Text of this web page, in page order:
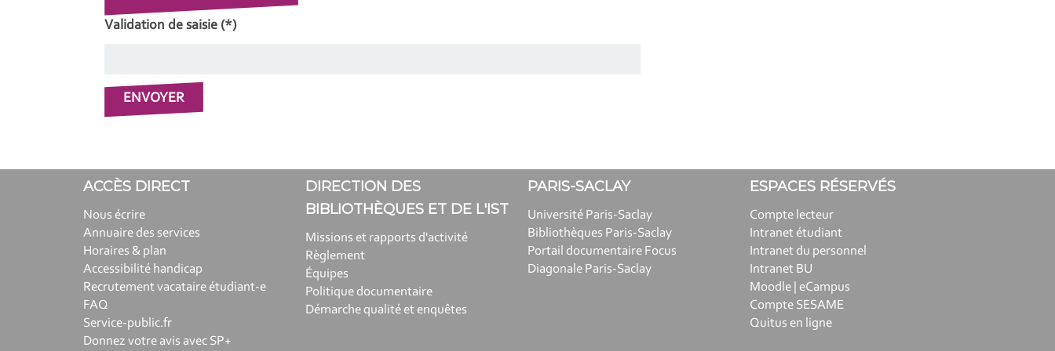
Validation de saisie (*)
ACCÈS DIRECT
Nous écrire
Annuaire des services
Horaires & plan
Accessibilité handicap
Recrutement vacataire étudiant-e
FAQ
Service-public.fr
Donnez votre avis avec SP+
DIRECTION DES
BIBLIOTHÈQUES ET DE L'IST
Missions et rapports d'activité
Règlement
Équipes
Politique documentaire
Démarche qualité et enquêtes
PARIS-SACLAY
Université Paris-Saclay
Bibliothèques Paris-Saclay
Portail documentaire Focus
Diagonale Paris-Saclay
ESPACES RÉSERVÉS
Compte lecteur
Intranet étudiant
Intranet du personnel
Intranet BU
Moodle | eCampus
Compte SESAME
Quitus en ligne